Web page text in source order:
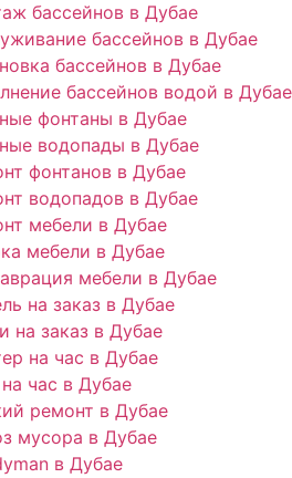
бассейнов в Дубае
бассейнов в Дубае
бассейнов в Дубае
бассейнов водой в Дубае
фонтаны в Дубае
водопады в Дубае
фонтанов в Дубае
водопадов в Дубае
мебели в Дубае
мебели в Дубае
мебели в Дубае
на заказ в Дубае
на заказ в Дубае
на час в Дубае
час в Дубае
ремонт в Дубае
мусора в Дубае
в Дубае